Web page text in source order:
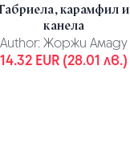
Габриела, карамфил и
канела
Author: Жоржи Амаду
14.32 EUR (28.01 лв.)